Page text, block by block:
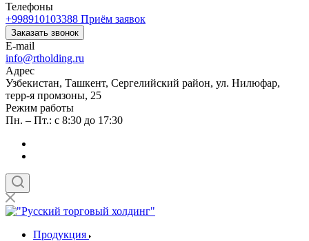
Телефоны
+998910103388 Приём заявок
Заказать звонок
E-mail
info@rtholding.ru
Адрес
Узбекистан, Ташкент, Сергелийский район, ул. Нилюфар,
терр-я промзоны, 25
Режим работы
Пн. – Пт.: с 8:30 до 17:30
Продукция